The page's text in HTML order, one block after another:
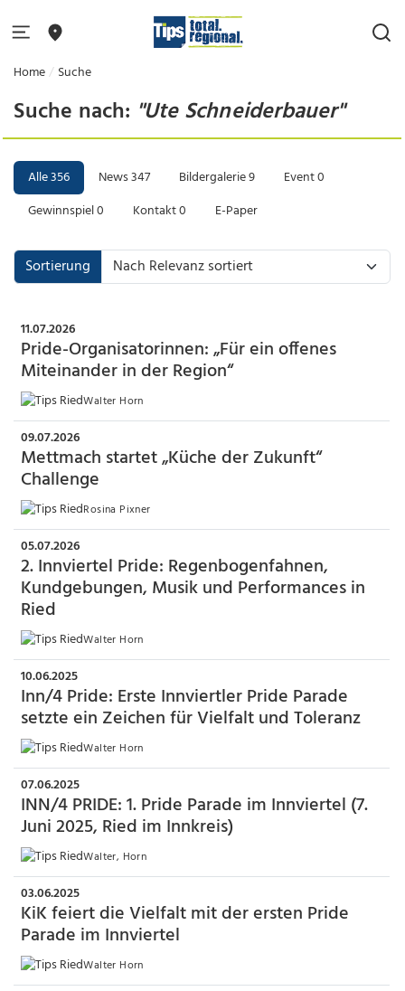
Home Suche
Suche nach: "Ute Schneiderbauer"
Alle356 News347 Bildergalerie9 Event0
Gewinnspiel0 Kontakt0 E-Paper
Sortierung
11.07.2026
Pride-Organisatorinnen: „Für ein offenes
Miteinander in der Region“
Walter Horn
09.07.2026
Mettmach startet „Küche der Zukunft“
Challenge
Rosina Pixner
05.07.2026
2. Innviertel Pride: Regenbogenfahnen,
Kundgebungen, Musik und Performances in
Ried
Walter Horn
10.06.2025
Inn/4 Pride: Erste Innviertler Pride Parade
setzte ein Zeichen für Vielfalt und Toleranz
Walter Horn
07.06.2025
INN/4 PRIDE: 1. Pride Parade im Innviertel (7.
Juni 2025, Ried im Innkreis)
Walter, Horn
03.06.2025
KiK feiert die Vielfalt mit der ersten Pride
Parade im Innviertel
Walter Horn